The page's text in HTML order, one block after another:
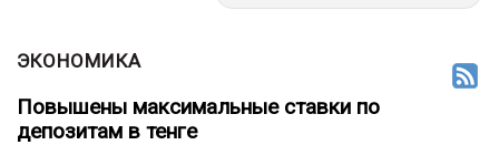
ЭКОНОМИКА
Повышены максимальные ставки по
депозитам в тенге